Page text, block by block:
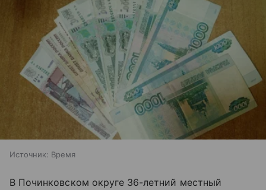
Источник: Время
В Починковском округе 36-летний местный